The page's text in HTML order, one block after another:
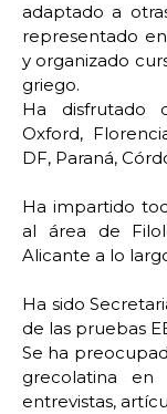
adaptado a
representado
y organizado
griego.
Ha disfrutado
Oxford,
DF, Paraná,
Ha impartido
al área de
Alicante a lo
Ha sido
de las pruebas
Se ha
grecolatina en
entrevistas,